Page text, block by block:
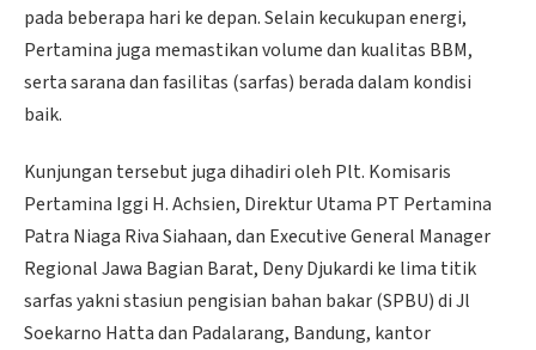
pada beberapa hari ke depan. Selain kecukupan energi,
Pertamina juga memastikan volume dan kualitas BBM,
serta sarana dan fasilitas (sarfas) berada dalam kondisi
baik.
Kunjungan tersebut juga dihadiri oleh Plt. Komisaris
Pertamina Iggi H. Achsien, Direktur Utama PT Pertamina
Patra Niaga Riva Siahaan, dan Executive General Manager
Regional Jawa Bagian Barat, Deny Djukardi ke lima titik
sarfas yakni stasiun pengisian bahan bakar (SPBU) di Jl
Soekarno Hatta dan Padalarang, Bandung, kantor